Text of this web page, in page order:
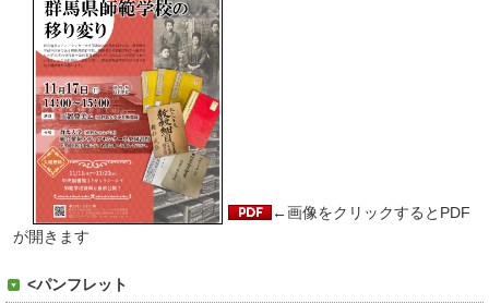
←画像をクリックすると PDF
が開きます
<パンフレット